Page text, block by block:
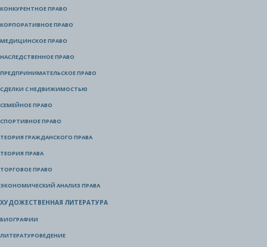
КОНКУРЕНТНОЕ ПРАВО
КОРПОРАТИВНОЕ ПРАВО
МЕДИЦИНСКОЕ ПРАВО
НАСЛЕДСТВЕННОЕ ПРАВО
ПРЕДПРИНИМАТЕЛЬСКОЕ ПРАВО
СДЕЛКИ С НЕДВИЖИМОСТЬЮ
СЕМЕЙНОЕ ПРАВО
СПОРТИВНОЕ ПРАВО
ТЕОРИЯ ГРАЖДАНСКОГО ПРАВА
ТЕОРИЯ ПРАВА
ТОРГОВОЕ ПРАВО
ЭКОНОМИЧЕСКИЙ АНАЛИЗ ПРАВА
ХУДОЖЕСТВЕННАЯ ЛИТЕРАТУРА
БИОГРАФИИ
ЛИТЕРАТУРОВЕДЕНИЕ